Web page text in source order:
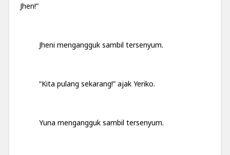
Jhen!”
Jheni mengangguk sambil tersenyum.
“Kita pulang sekarang!” ajak Yeriko.
Yuna mengangguk sambil tersenyum.